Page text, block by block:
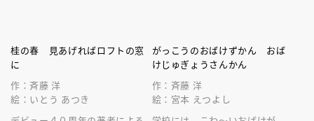
桂の春 見あげればロフトの窓
に
作：斉藤 洋
絵：いとう あつき
がっこうのおばけずかん おば
けじゅぎょうさんかん
作：斉藤 洋
絵：宮本 えつよし